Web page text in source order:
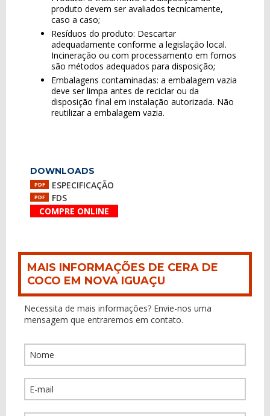
produto devem ser avaliados tecnicamente,
caso a caso;
Resíduos do produto: Descartar
adequadamente conforme a legislação local.
Incineração ou com processamento em fornos
são métodos adequados para disposição;
Embalagens contaminadas: a embalagem vazia
deve ser limpa antes de reciclar ou da
disposição final em instalação autorizada. Não
reutilizar a embalagem vazia.
DOWNLOADS
PDF ESPECIFICAÇÃO
PDF
FDS
COMPRE ONLINE
MAIS INFORMAÇÕES DE CERA DE
COCO EM NOVA IGUAÇU
Necessita de mais informações? Envie-nos uma
mensagem que entraremos em contato.